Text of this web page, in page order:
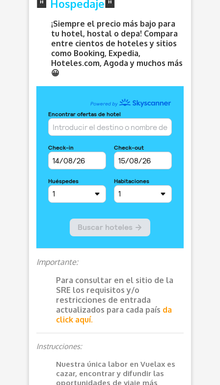
🏨 Hospedaje 🏨
¡Siempre el precio más bajo para
tu hotel, hostal o depa! Compara
entre cientos de hoteles y sitios
como Booking, Expedia,
Hoteles.com, Agoda y muchos más
😀
Importante:
Para consultar en el sitio de la
SRE los requisitos y/o
restricciones de entrada
actualizados para cada país da
click aquí.
Instrucciones:
Nuestra única labor en Vuelax es
cazar, encontrar y difundir las
oportunidades de viaje más